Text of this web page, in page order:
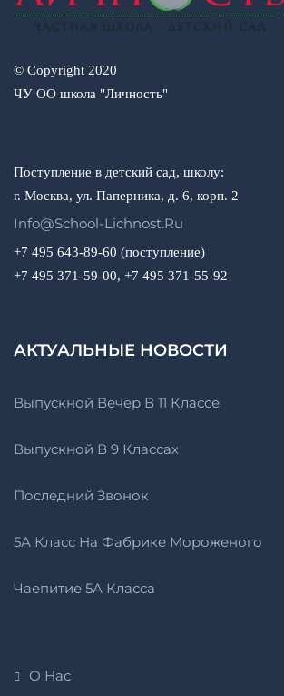
© Copyright 2020
ЧУ ОО школа "Личность"
Поступление в детский сад, школу:
г. Москва, ул. Паперника, д. 6, корп. 2
Info@school-Lichnost.ru
+7 495 643-89-60 (поступление)
+7 495 371-59-00, +7 495 371-55-92
АКТУАЛЬНЫЕ НОВОСТИ
Выпускной Вечер В 11 Классе
Выпускной В 9 Классах
Последний Звонок
5А Класс На Фабрике Мороженого
Чаепитие 5А Класса
О Нас